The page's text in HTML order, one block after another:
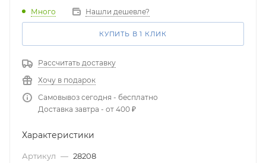
Много Нашли дешевле?
КУПИТЬ В 1 КЛИК
Рассчитать доставку
Хочу в подарок
Самовывоз сегодня - бесплатно
Доставка завтра - от 400 ₽
Характеристики
Артикул — 28208